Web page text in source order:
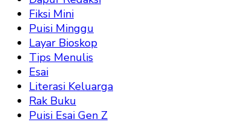
Fiksi Mini
Puisi Minggu
Layar Bioskop
Tips Menulis
Esai
Literasi Keluarga
Rak Buku
Puisi Esai Gen Z